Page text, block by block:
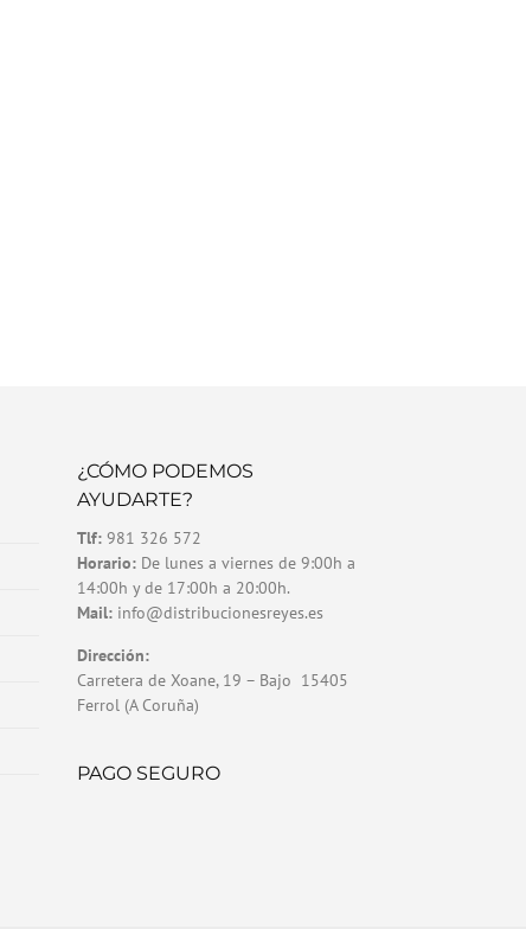
¿CÓMO PODEMOS
AYUDARTE?
Tlf:981 326 572
Horario: De lunes a viernes de 9:00h a
14:00h y de 17:00h a 20:00h.
Mail:info@distribucionesreyes.es
Dirección:
Carretera de Xoane, 19 – Bajo 15405
Ferrol (A Coruña)
PAGO SEGURO